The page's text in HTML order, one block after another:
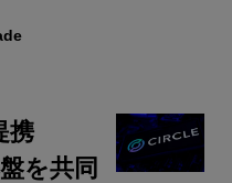
携
を共同